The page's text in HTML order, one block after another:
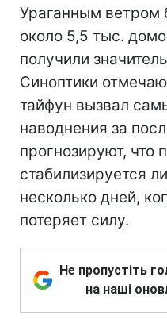
Ураганным ветром
около 5,5 тыс.
получили
Синоптики
тайфун вызвал
наводнения за
прогнозируют, что
стабилизируется
несколько дней,
потеряет силу.
Не пропустіть
на наші